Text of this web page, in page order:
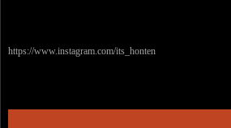
https://www.instagram.com/its_honten